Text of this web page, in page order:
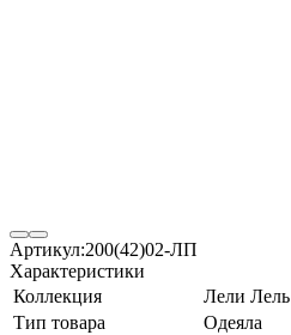
Артикул:200(42)02-ЛП
Характеристики
Коллекция
Лели Лель
Тип товара
Одеяла